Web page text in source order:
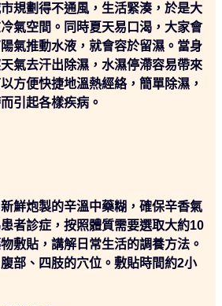
規劃得不通風，生活緊湊，於是大
氣空間。同時夏天易口渴，大家會
氣推動水液，就會容於留濕。當身
氣去汗出除濕，水濕停滯容易帶來
方便快捷地溫熱經絡，簡單除濕，
引起各樣疾病。
鮮炮製的辛溫中藥糊，確保辛香氣
者診症，按照體質需要選取大約10
敷貼，講解日常生活的調養方法。
部、四肢的穴位。敷貼時間約2小